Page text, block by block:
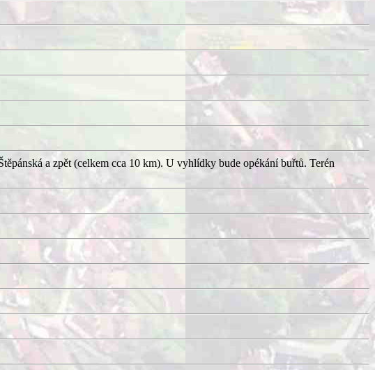
a zpět (celkem cca 10 km). U vyhlídky bude opékání buřtů. Terén